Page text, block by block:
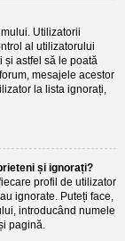
Utilizatorii
al utilizatorului
și astfel să le poată
mesajele acestor
la lista ignorați,
și ignorați?
profil de utilizator
ignorate. Puteți face,
introducând numele
pagină.